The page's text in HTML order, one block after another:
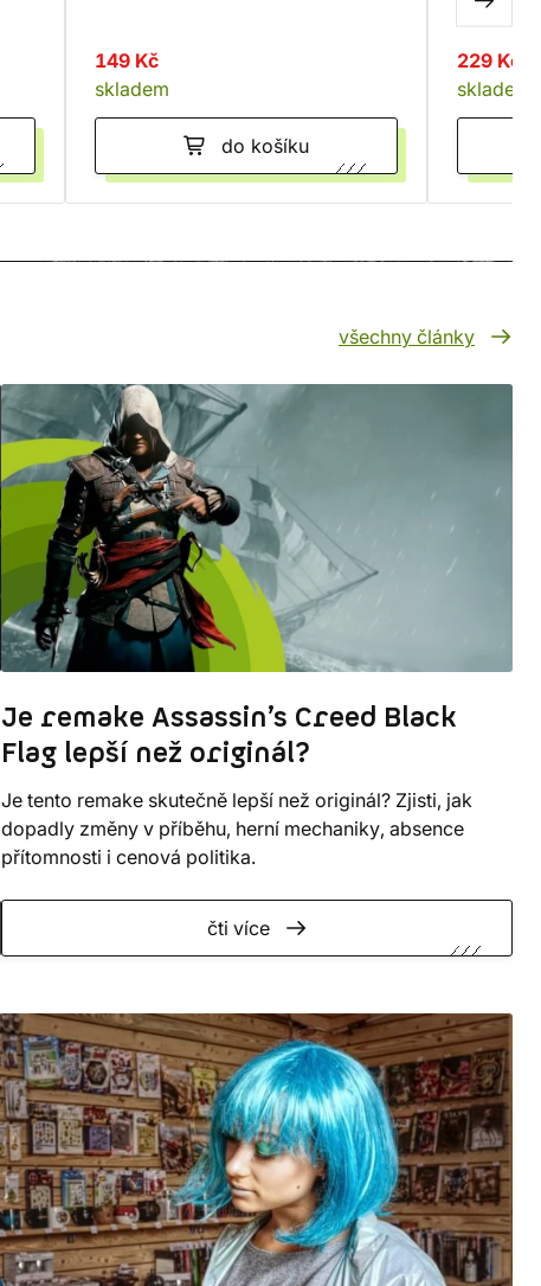
149 Kč
skladem
do košíku
229 Kč
skladem
všechny články
Je remake Assassin’s Creed Black
Flag lepší než originál?
Je tento remake skutečně lepší než originál? Zjisti, jak
dopadly změny v příběhu, herní mechaniky, absence
přítomnosti i cenová politika.
čti více